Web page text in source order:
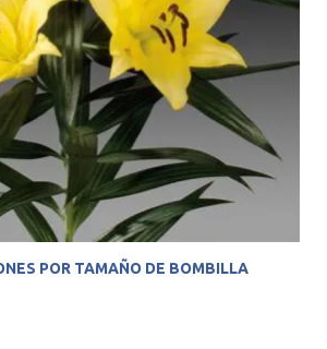
POR TAMAÑO DE BOMBILLA